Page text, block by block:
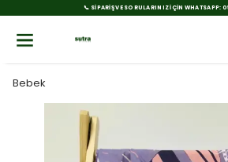
📞 SIPARIŞ VE SORULARINIZ İÇIN WHATSAPP:
Bebek